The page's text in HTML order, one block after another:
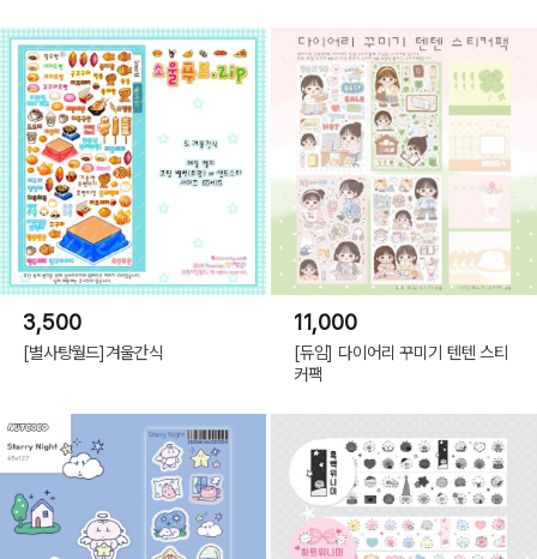
3,500
[별사탕월드]겨울간식
11,000
[듀임] 다이어리 꾸미기 텐텐 스티
커팩